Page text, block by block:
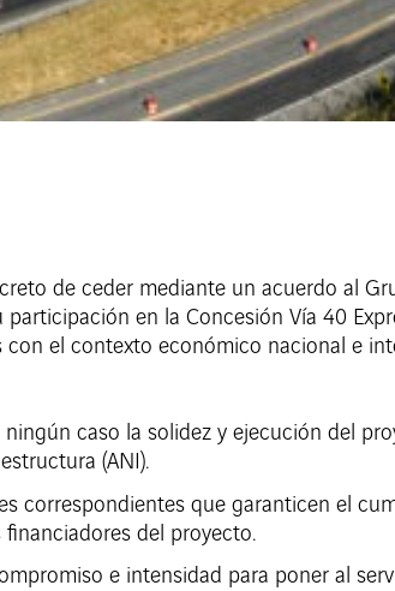
de ceder mediante un acuerdo al
en la Concesión Vía 40
el contexto económico nacional e
caso la solidez y ejecución del
(ANI).
correspondientes que garanticen el
del proyecto.
e intensidad para poner al